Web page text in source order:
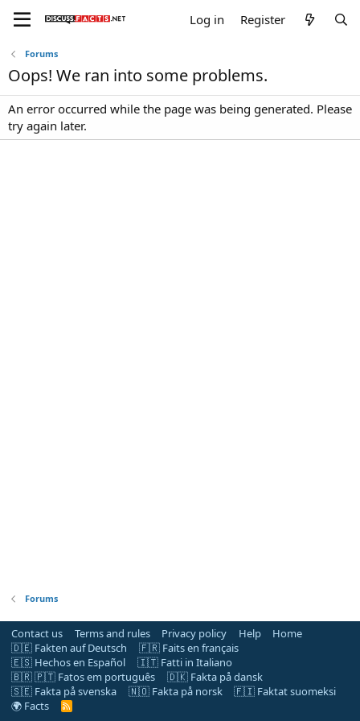
Log in Register
Forums
Oops! We ran into some problems.
An error occurred while the page was being generated. Please
try again later.
Forums
Contact us Terms and rules Privacy policy Help
Home
🇩🇪 Fakten auf Deutsch
🇫🇷 Faits en français
🇪🇸 Hechos en Español
🇮🇹 Fatti in Italiano
🇧🇷 🇵🇹 Fatos em português
🇩🇰 Fakta på dansk
🇸🇪 Fakta på svenska
🇳🇴 Fakta på norsk
🇫🇮 Faktat suomeksi
🌍 Facts
R